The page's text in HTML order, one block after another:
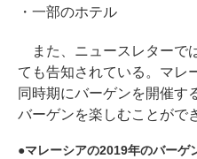
・一部のホテル
また、ニュースレターで
ても告知されている。マレ
同時期にバーゲンを開催す
バーゲンを楽しむことがで
マレーシアの2019年のバーゲ